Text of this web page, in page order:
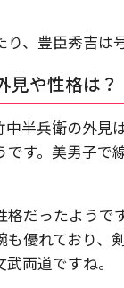
、豊臣秀吉は
見や性格は？
中半兵衛の外見
です。美男子で
格だったようで
も優れており、
両道ですね。